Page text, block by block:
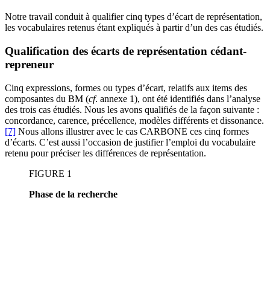
Notre travail conduit à qualifier cinq types d’écart de représentation,
les vocabulaires retenus étant expliqués à partir d’un des cas étudiés.
Qualification des écarts de représentation cédant-
repreneur
Cinq expressions, formes ou types d’écart, relatifs aux items des
composantes du BM (cf. annexe 1), ont été identifiés dans l’analyse
des trois cas étudiés. Nous les avons qualifiés de la façon suivante :
concordance, carence, précellence, modèles différents et dissonance.
[7] Nous allons illustrer avec le cas CARBONE ces cinq formes
d’écarts. C’est aussi l’occasion de justifier l’emploi du vocabulaire
retenu pour préciser les différences de représentation.
FIGURE 1
Phase de la recherche